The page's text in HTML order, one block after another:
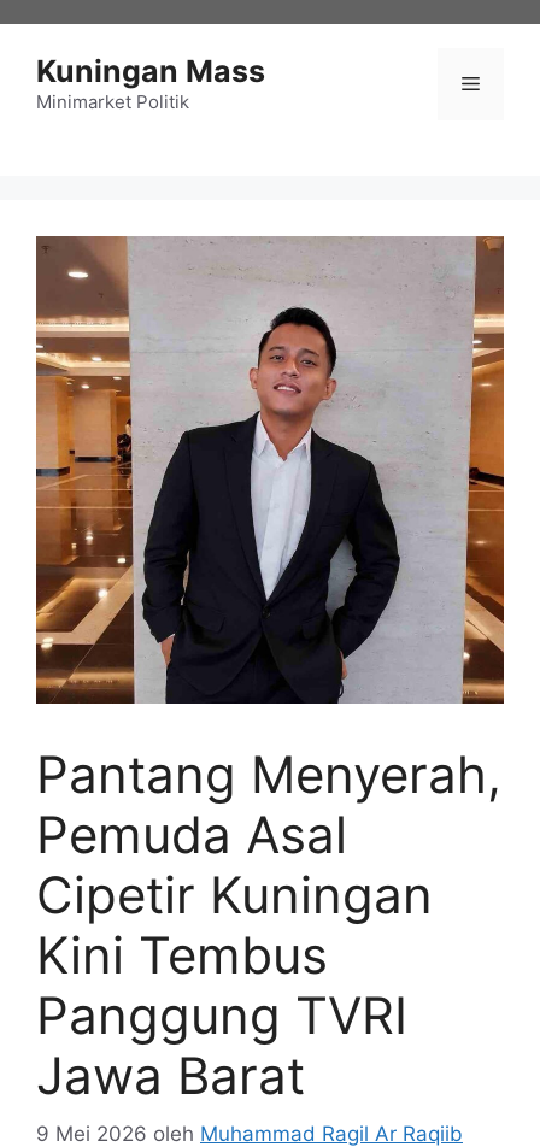
Kuningan Mass
Minimarket Politik
Menu
Pantang Menyerah,
Pemuda Asal
Cipetir Kuningan
Kini Tembus
Panggung TVRI
Jawa Barat
9 Mei 2026 oleh Muhammad Ragil Ar Raqiib